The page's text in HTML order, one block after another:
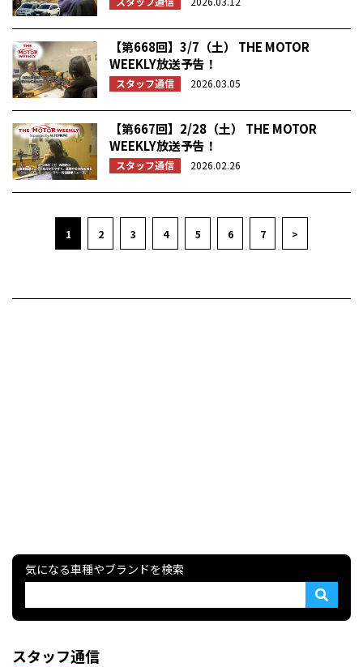
【第668回】3/7（土） THE MOTOR
WEEKLY放送予告！
スタッフ通信 2026.03.05
【第667回】2/28（土） THE MOTOR
WEEKLY放送予告！
スタッフ通信 2026.02.26
1 2 3 4 5 6 7 >
気になる車種やブランドを検索
スタッフ通信